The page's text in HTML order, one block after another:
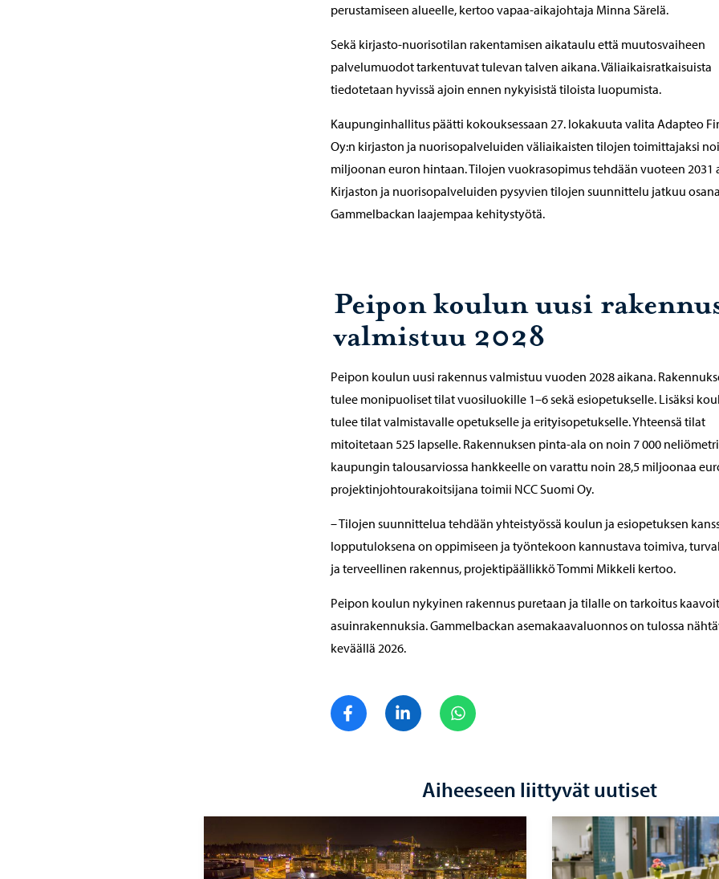
perustamiseen alueelle, kertoo vapaa-aikajohtaja Minna Särelä.
Sekä kirjasto-nuorisotilan rakentamisen aikataulu että muutosvaiheen
palvelumuodot tarkentuvat tulevan talven aikana. Väliaikaisratkaisuista
tiedotetaan hyvissä ajoin ennen nykyisistä tiloista luopumista.
Kaupunginhallitus päätti kokouksessaan 27. lokakuuta valita Adapteo
Oy:n kirjaston ja nuorisopalveluiden väliaikaisten tilojen toimittajaksi
miljoonan euron hintaan. Tilojen vuokrasopimus tehdään vuoteen 2031
Kirjaston ja nuorisopalveluiden pysyvien tilojen suunnittelu jatkuu osana
Gammelbackan laajempaa kehitystyötä.
Peipon koulun uusi
valmistuu 2028
Peipon koulun uusi rakennus valmistuu vuoden 2028 aikana.
tulee monipuoliset tilat vuosiluokille 1–6 sekä esiopetukselle. Lisäksi
tulee tilat valmistavalle opetukselle ja erityisopetukselle. Yhteensä tilat
mitoitetaan 525 lapselle. Rakennuksen pinta-ala on noin 7 000
kaupungin talousarviossa hankkeelle on varattu noin 28,5 miljoonaa
projektinjohtourakoitsijana toimii NCC Suomi Oy.
– Tilojen suunnittelua tehdään yhteistyössä koulun ja esiopetuksen
lopputuloksena on oppimiseen ja työntekoon kannustava toimiva,
ja terveellinen rakennus, projektipäällikkö Tommi Mikkeli kertoo.
Peipon koulun nykyinen rakennus puretaan ja tilalle on tarkoitus
asuinrakennuksia. Gammelbackan asemakaavaluonnos on tulossa
keväällä 2026.
Jaa FacebookJaa LinkedIn
Aiheeseen liittyvät uutiset